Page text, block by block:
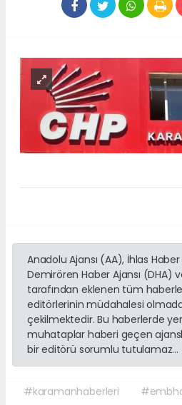
Anadolu Ajansı (AA), İhlas Haber
Demirören Haber Ajansı (DHA)
tarafından eklenen tüm
editörlerinin müdahalesi
çekilmektedir. Bu haberlerde
muhataplar haberi geçen
bir editörü sorumlu tutulamaz...
#karamanhaberleri